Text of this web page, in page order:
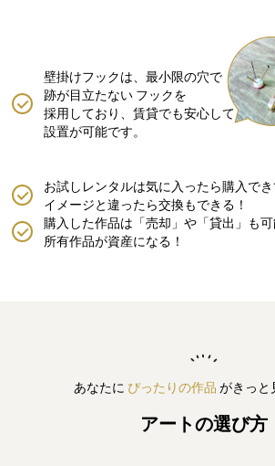
壁掛けフックは、最小限の穴で
跡が目立たない フックを
採用しており、賃貸でも安心して
設置が可能です。
購入した作品は「売却」や「貸出」も可
所有作品が資産になる！
お試しレンタルは気に入ったら購入でき
イメージと違ったら交換もできる！
あなたに ぴったりの作品 がきっと
アートの選び方